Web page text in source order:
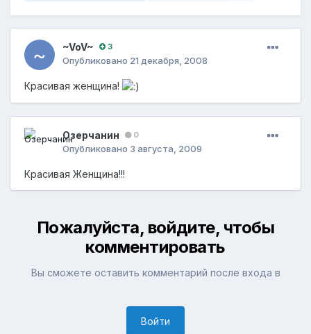
~VoV~ 3
Опубликовано 21 декабря, 2008
Красивая женщина!
Озерчанин 0
Опубликовано 3 августа, 2009
Красивая Женщина!!!
Пожалуйста, войдите, чтобы
комментировать
Вы сможете оставить комментарий после входа в
Войти